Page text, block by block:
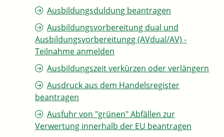
Ausbildungsduldung beantragen
Ausbildungsvorbereitung dual und
Ausbildungsvorbereitungg (AVdual/AV) -
Teilnahme anmelden
Ausbildungszeit verkürzen oder verlängern
Ausdruck aus dem Handelsregister
beantragen
Ausfuhr von "grünen" Abfällen zur
Verwertung innerhalb der EU beantragen